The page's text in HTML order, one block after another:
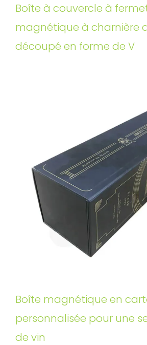
Boîte à couvercle à
magnétique à charnière
découpé en forme de V
Boîte magnétique en
personnalisée pour une
de vin